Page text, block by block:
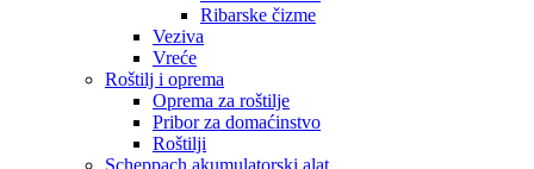
Ribarske čizme
Veziva
Vreće
Roštilj i oprema
Oprema za roštilje
Pribor za domaćinstvo
Roštilji
Scheppach akumulatorski alat